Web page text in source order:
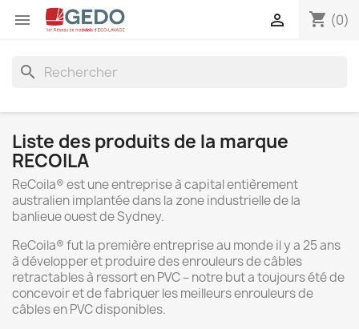
 shopping_cart (0)

search
Liste des produits de la marque
RECOILA
ReCoila®est une entreprise à capital entièrement
australien implantée dans la zone industrielle de la
banlieue ouest de Sydney.
ReCoila®fut la première entreprise au monde il y a 25 ans
à développer et produire des enrouleurs de câbles
retractables à ressort en PVC – notre but a toujours été de
concevoir et de fabriquer les meilleurs enrouleurs de
câbles en PVC disponibles.